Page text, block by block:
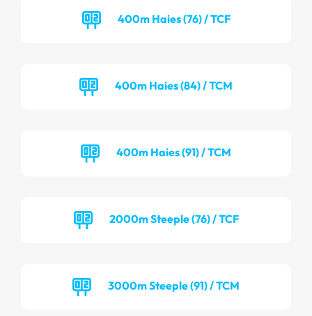
400m Haies (76) / TCF
400m Haies (84) / TCM
400m Haies (91) / TCM
2000m Steeple (76) / TCF
3000m Steeple (91) / TCM